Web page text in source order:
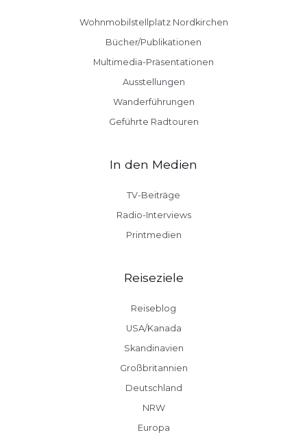
Wohnmobilstellplatz Nordkirchen
Bücher/Publikationen
Multimedia-Präsentationen
Ausstellungen
Wanderführungen
Geführte Radtouren
In den Medien
TV-Beiträge
Radio-Interviews
Printmedien
Reiseziele
Reiseblog
USA/Kanada
Skandinavien
Großbritannien
Deutschland
NRW
Europa